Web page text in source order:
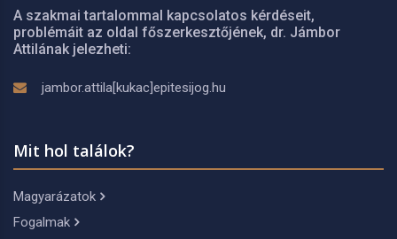
A szakmai tartalommal kapcsolatos kérdéseit,
problémáit az oldal főszerkesztőjének, dr. Jámbor
Attilának jelezheti:
jambor.attila[kukac]epitesijog.hu
Mit hol találok?
Magyarázatok
Fogalmak